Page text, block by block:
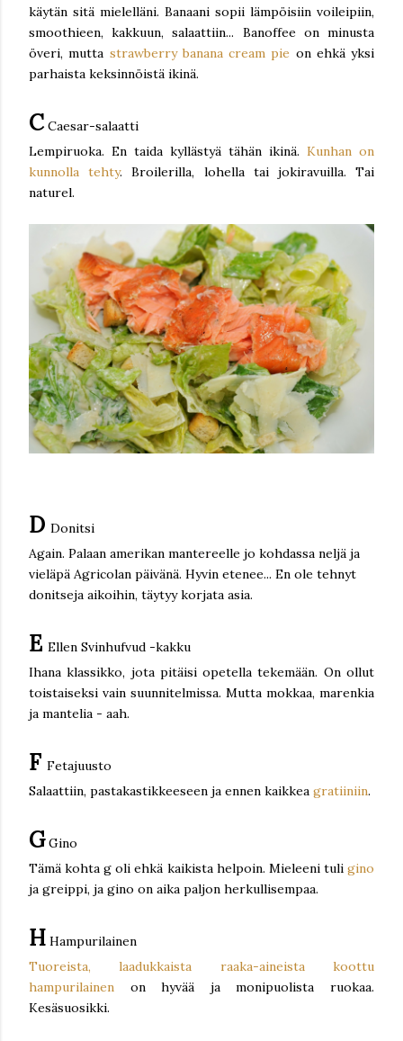
käytän sitä mielelläni. Banaani sopii lämpöisiin voileipiin,
smoothieen, kakkuun, salaattiin... Banoffee on minusta
överi, mutta strawberry banana cream pie on ehkä yksi
parhaista keksinnöistä ikinä.
C Caesar-salaatti
Lempiruoka. En taida kyllästyä tähän ikinä. Kunhan on
kunnolla tehty. Broilerilla, lohella tai jokiravuilla. Tai
naturel.
D Donitsi
Again. Palaan amerikan mantereelle jo kohdassa neljä ja
vieläpä Agricolan päivänä. Hyvin etenee... En ole tehnyt
donitseja aikoihin, täytyy korjata asia.
E Ellen Svinhufvud -kakku
Ihana klassikko, jota pitäisi opetella tekemään. On ollut
toistaiseksi vain suunnitelmissa. Mutta mokkaa, marenkia
ja mantelia - aah.
F Fetajuusto
Salaattiin, pastakastikkeeseen ja ennen kaikkea gratiiniin.
G Gino
Tämä kohta g oli ehkä kaikista helpoin. Mieleeni tuli gino
ja greippi, ja gino on aika paljon herkullisempaa.
H Hampurilainen
Tuoreista, laadukkaista raaka-aineista koottu
hampurilainen on hyvää ja monipuolista ruokaa.
Kesäsuosikki.